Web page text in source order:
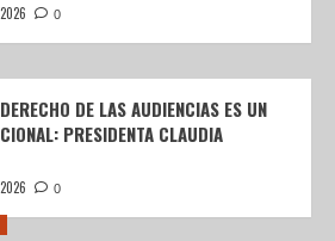
0
DE LAS AUDIENCIAS ES UN
PRESIDENTA CLAUDIA
0